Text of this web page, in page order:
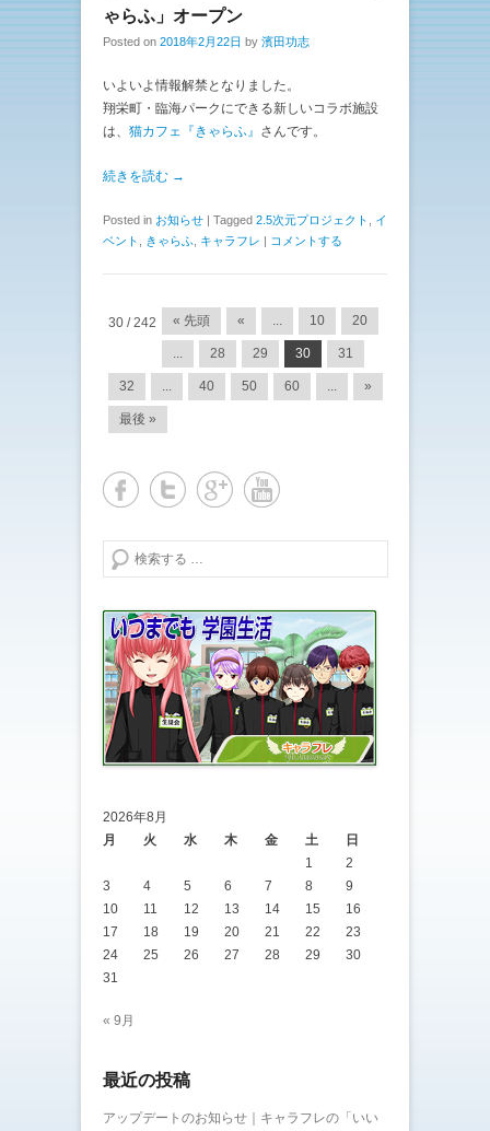
ゃらふ」オープン
Posted on 2018年2月22日 by 濱田功志
いよいよ情報解禁となりました。
翔栄町・臨海パークにできる新しいコラボ施設
は、 猫カフェ『きゃらふ』 さんです。
続きを読む →
Posted in お知らせ Tagged 2.5次元プロジェクト
イ
ベント
きゃらふ キャラフレ コメントする
投稿ナビゲーション
30 / 242 « 先頭 « ... 10 20
... 28 29 30 31
32 ... 40 50 60 ... »
最後 »
検索する
2026年8月
月
火 水 木 金 土
日
1
2
3
4 5 6 7 8
9
10
11 12 13 14 15
16
17
18 19 20 21 22
23
24
25 26 27 28 29
30
31
« 9月
最近の投稿
アップデートのお知らせ｜キャラフレの「いい